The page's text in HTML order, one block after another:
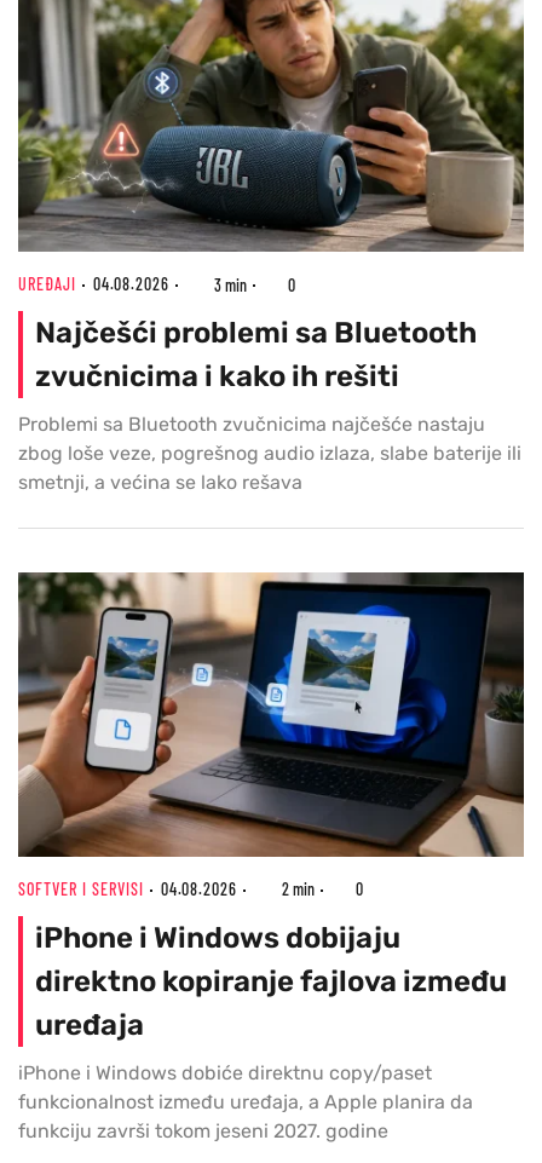
UREĐAJI 04.08.2026 3 min 0
Najčešći problemi sa Bluetooth
zvučnicima i kako ih rešiti
Problemi sa Bluetooth zvučnicima najčešće nastaju
zbog loše veze, pogrešnog audio izlaza, slabe baterije ili
smetnji, a većina se lako rešava
SOFTVER I SERVISI 04.08.2026 2 min 0
iPhone i Windows dobijaju
direktno kopiranje fajlova između
uređaja
iPhone i Windows dobiće direktnu copy/paset
funkcionalnost između uređaja, a Apple planira da
funkciju završi tokom jeseni 2027. godine